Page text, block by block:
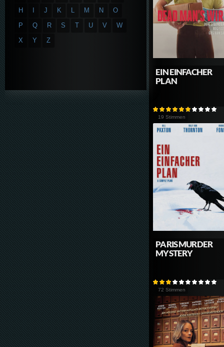
EIN EINFACHER
PLAN
19 Stimmen
PARIS MURDER
MYSTERY
72 Stimmen
H
J K L M N
O
P
Q R S T U V
W
X
Y Z